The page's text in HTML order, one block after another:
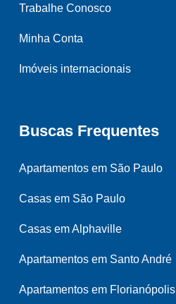
Trabalhe Conosco
Minha Conta
Imóveis internacionais
Buscas Frequentes
Apartamentos em São Paulo
Casas em São Paulo
Casas em Alphaville
Apartamentos em Santo André
Apartamentos em Florianópolis